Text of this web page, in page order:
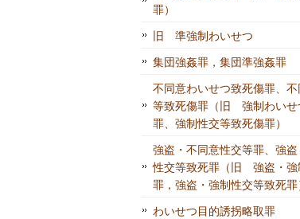
罪）
旧 準強制わいせつ
集団強姦罪，集団準強姦罪
不同意わいせつ致死傷罪、
等致死傷罪（旧 強制わいせ
罪、強制性交等致死傷罪）
強盗・不同意性交等罪、強
性交等致死罪（旧 強盗・強
罪，強盗・強制性交等致死罪
わいせつ目的誘拐略取罪